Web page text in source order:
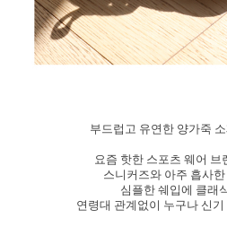
부드럽고 유연한 양가죽
요즘 핫한 스포츠 웨어 브
스니커즈와 아주 흡사
심플한 쉐입에 클래
연령대 관계없이 누구나 신